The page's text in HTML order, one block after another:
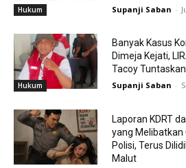
Hukum Supanji Saban -
Hukum
Banyak Kasus
Dimeja Kejati,
Tacoy
Supanji Saban -
Laporan KDRT
yang
Polisi, Terus
Malut